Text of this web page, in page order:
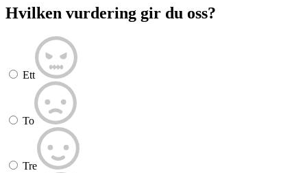
Hvilken vurdering gir du oss?
Ett
To
Tre